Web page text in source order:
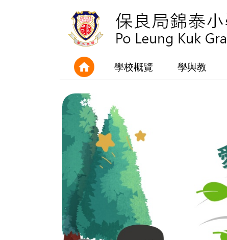
學校概覽 學與教